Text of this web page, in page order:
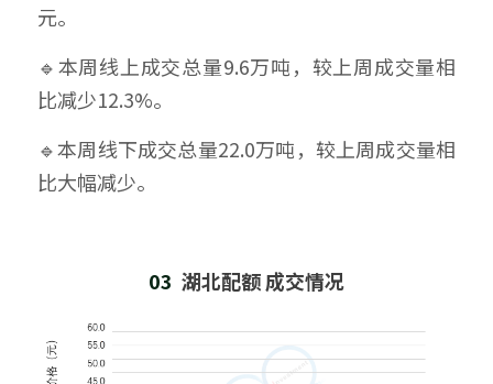
元。
🔹本周线上成交总量9.6万吨，较上周成交量相
比减少12.3%。
🔹本周线下成交总量22.0万吨，较上周成交量相
比大幅减少。
03 湖北配额 成交情况